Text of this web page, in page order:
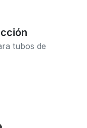
tubos de